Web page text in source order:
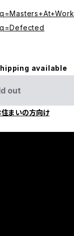
available
out
まいの方向け